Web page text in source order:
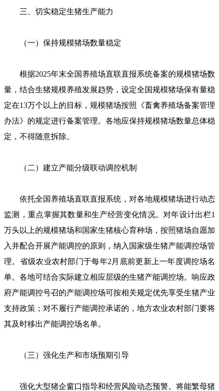
三、切实稳定生猪生产能力
（一）保持规模猪场数量稳定
根据2025年末全国养殖场直联直报系统备案的规模猪场数
量，结合生猪规模养殖发展趋势，设定全国规模猪场保有量稳
定在13万个以上的目标，规模猪场按照《畜禽养殖场备案管理
办法》的规定进行备案管理。各地应保持规模猪场数量总体稳
定，不得随意拆除。
（二）建立产能分级联动调控机制
依托全国养殖场直联直报系统，对各地规模猪场进行动态
监测，重点掌握其数量和生产经营变化情况。对年设计出栏1
万头以上的规模猪场和国家生猪核心育种场，按照猪场自愿加
入并配合开展产能调控的原则，纳入国家级生猪产能调控场管
理。省级农业农村部门于每年2月底前更新上一年度调控场名
单。各地可结合实际建立相应层级的生猪产能调控场。响应政
府产能调控号召的产能调控场可按相关规定优先享受生猪产业
支持政策；对不履行产能调控承诺的，地方农业农村部门要将
其及时移出产能调控场名单。
（三）强化生产和市场预期引导
强化大型猪企窗口指导和经营风险动态预警。将能繁母猪